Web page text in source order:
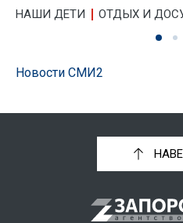
НАШИ ДЕТИ ОТДЫХ И
Новости СМИ2